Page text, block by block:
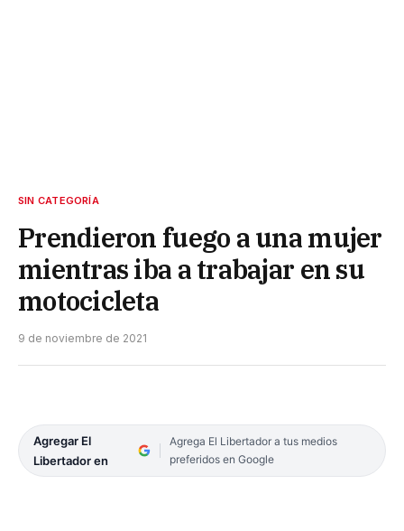
SIN CATEGORÍA
Prendieron fuego a una mujer
mientras iba a trabajar en su
motocicleta
9 de noviembre de 2021
Agregar El
Libertador en
Agrega El Libertador a tus medios
preferidos en Google